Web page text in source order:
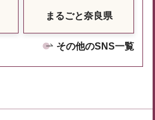
まるごと奈良県
その他のSNS一覧